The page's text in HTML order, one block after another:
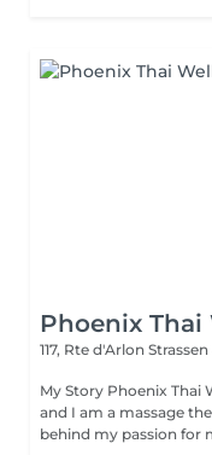
Phoenix Thai
117, Rte d'Arlon
My Story Phoenix Thai
and I am a massage
behind my passion for